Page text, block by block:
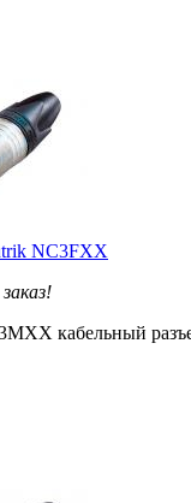
NC3FXX
кабельный